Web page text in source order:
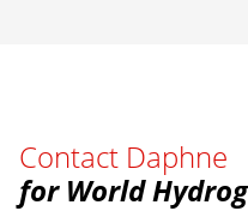
Contact Daphne
for World